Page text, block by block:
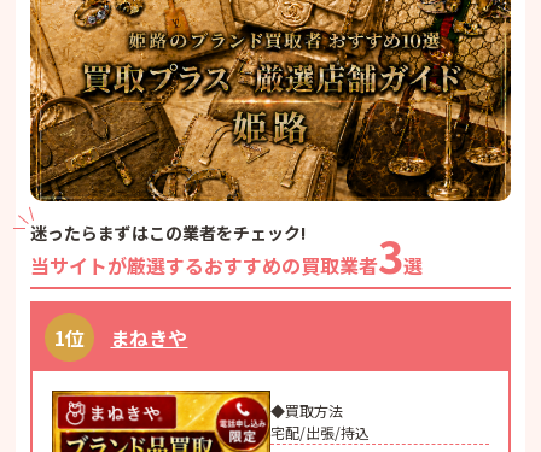
迷ったらまずはこの業者をチェック!
当サイトが厳選するおすすめの買取業者3選
まねきや
◆買取方法
宅配/出張/持込